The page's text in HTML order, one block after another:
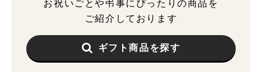
お祝いごとや弔事にぴったりの商品を
ご紹介しております
ギフト商品を探す